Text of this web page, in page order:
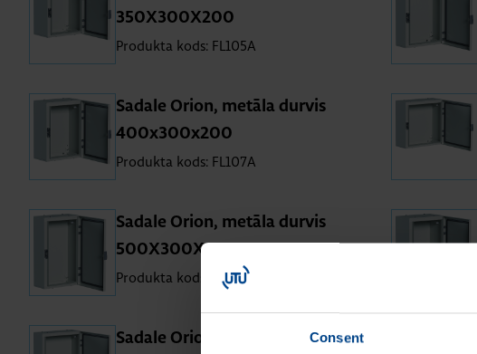
Consent
350X300X200
Produkta kods: FL105A
Sa­dale Orion, me­tāla dur­vis
400x300x200
Produkta kods: FL107A
Sa­dale Orion, me­tāla dur­vis
500X300X160
Produkta kods: FL109A
Sa­dale Orion, me­tāla dur­vis